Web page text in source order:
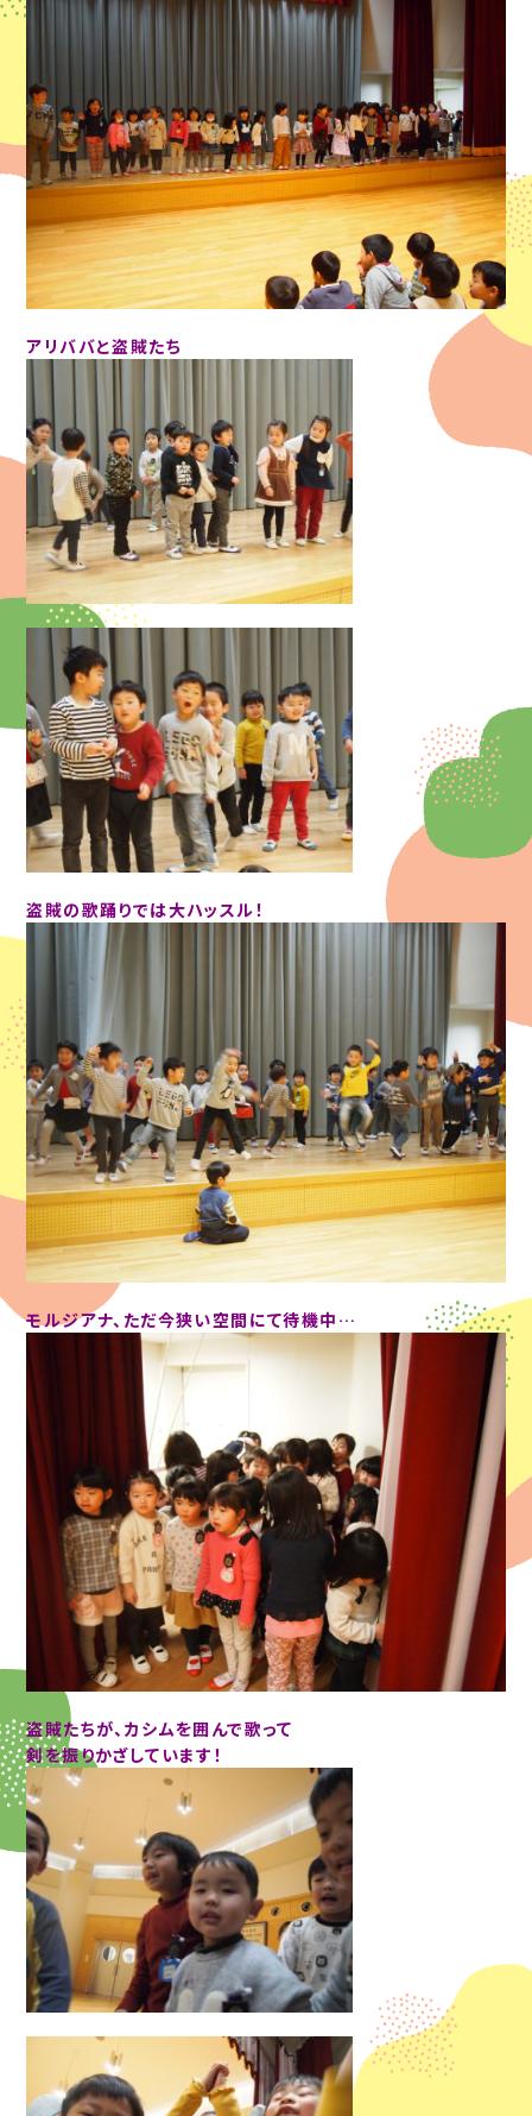
アリババと盗賊たち
盗賊の歌踊りでは大ハッスル！
モルジアナ、ただ今狭い空間にて待機中…
盗賊たちが、カシムを囲んで歌って
剣を振りかざしています！